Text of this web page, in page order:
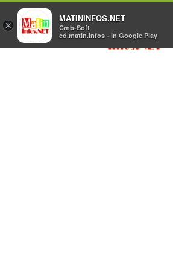
×
MATININFOS.NET
Cmb-Soft
cd.matin.infos - In Google Play